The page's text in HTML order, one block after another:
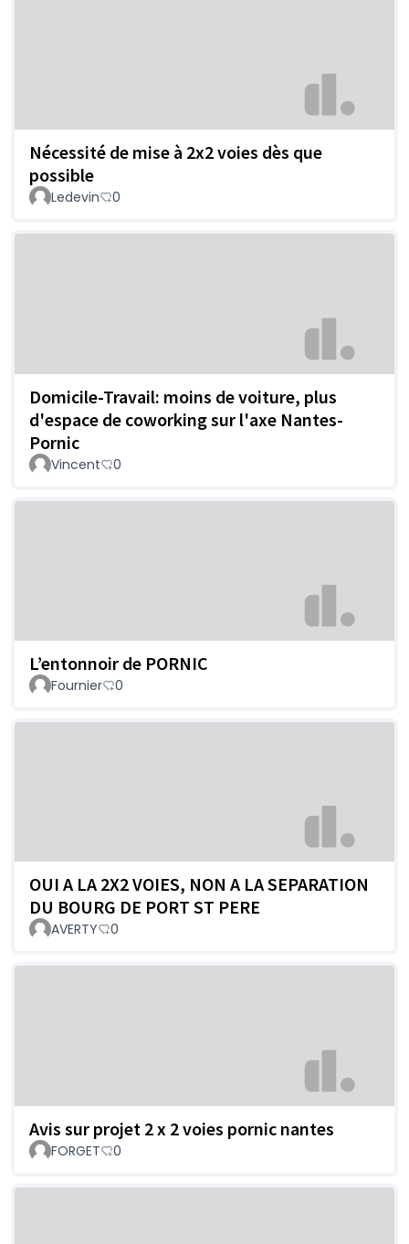
Nécessité de mise à 2x2 voies dès que
possible
Ledevin 0
Domicile-Travail: moins de voiture, plus
d'espace de coworking sur l'axe Nantes-
Pornic
Vincent 0
L’entonnoir de PORNIC
Fournier 0
OUI A LA 2X2 VOIES, NON A LA SEPARATION
DU BOURG DE PORT ST PERE
AVERTY 0
Avis sur projet 2 x 2 voies pornic nantes
FORGET 0